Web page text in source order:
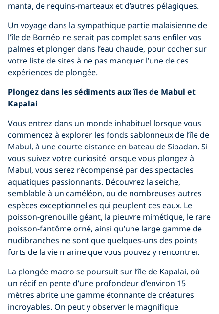
manta, de requins-marteaux et d’autres pélagiques.
Un voyage dans la sympathique partie malaisienne de
l’île de Bornéo ne serait pas complet sans enfiler vos
palmes et plonger dans l’eau chaude, pour cocher sur
votre liste de sites à ne pas manquer l’une de ces
expériences de plongée.
Plongez dans les sédiments aux îles de Mabul et
Kapalai
Vous entrez dans un monde inhabituel lorsque vous
commencez à explorer les fonds sablonneux de l’île de
Mabul, à une courte distance en bateau de Sipadan. Si
vous suivez votre curiosité lorsque vous plongez à
Mabul, vous serez récompensé par des spectacles
aquatiques passionnants. Découvrez la seiche,
semblable à un caméléon, ou de nombreuses autres
espèces exceptionnelles qui peuplent ces eaux. Le
poisson-grenouille géant, la pieuvre mimétique, le rare
poisson-fantôme orné, ainsi qu’une large gamme de
nudibranches ne sont que quelques-uns des points
forts de la vie marine que vous pouvez y rencontrer.
La plongée macro se poursuit sur l’île de Kapalai, où
un récif en pente d’une profondeur d’environ 15
mètres abrite une gamme étonnante de créatures
incroyables. On peut y observer le magnifique